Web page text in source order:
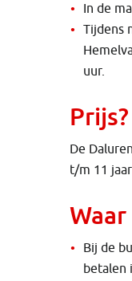
In de
Tijdens
uur.
Prijs?
De
t/m 11
Bij de
betalen